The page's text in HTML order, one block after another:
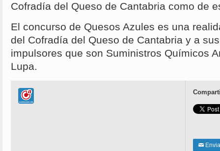
Cofradía del Queso de Cantabria como de
El concurso de Quesos Azules es una
del Cofradía del Queso de Cantabria y a
impulsores que son Suministros Químicos
Lupa.
✉